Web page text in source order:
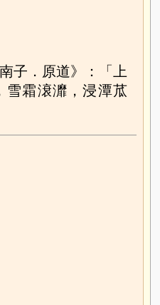
子．原道》：「上
雪霜滖灖，浸潭苽